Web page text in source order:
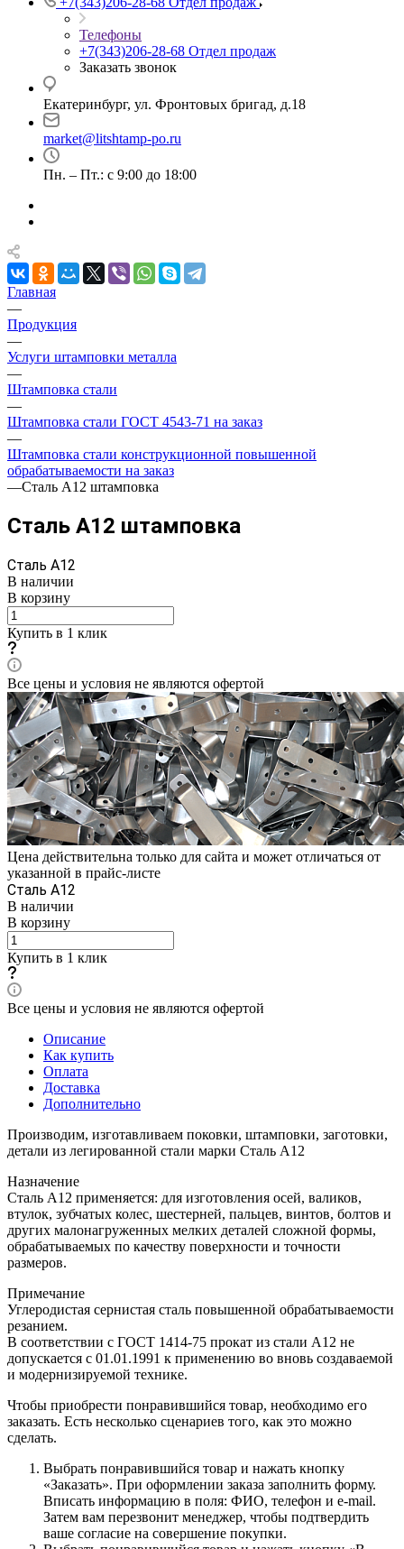
Телефоны
+7(343)206-28-68 Отдел продаж
Заказать звонок
Екатеринбург, ул. Фронтовых бригад, д.18
market@litshtamp-po.ru
Пн. – Пт.: с 9:00 до 18:00
Главная
—
Продукция
—
Услуги штамповки металла
—
Штамповка стали
—
Штамповка стали ГОСТ 4543-71 на заказ
—
Штамповка стали конструкционной повышенной
обрабатываемости на заказ
—Сталь А12 штамповка
Сталь А12 штамповка
Сталь А12
В наличии
В корзину
Купить в 1 клик
Все цены и условия не являются офертой
Цена действительна только для сайта и может отличаться от
указанной в прайс-листе
Сталь А12
В наличии
В корзину
Купить в 1 клик
Все цены и условия не являются офертой
Описание
Как купить
Оплата
Доставка
Дополнительно
Производим, изготавливаем поковки, штамповки, заготовки,
детали из легированной стали марки Сталь А12
Назначение
Сталь А12 применяется: для изготовления осей, валиков,
втулок, зубчатых колес, шестерней, пальцев, винтов, болтов и
других малонагруженных мелких деталей сложной формы,
обрабатываемых по качеству поверхности и точности
размеров.
Примечание
Углеродистая сернистая сталь повышенной обрабатываемости
резанием.
В соответствии с ГОСТ 1414-75 прокат из стали А12 не
допускается с 01.01.1991 к применению во вновь создаваемой
и модернизируемой технике.
Чтобы приобрести понравившийся товар, необходимо его
заказать. Есть несколько сценариев того, как это можно
сделать.
Выбрать понравившийся товар и нажать кнопку
«Заказать». При оформлении заказа заполнить форму.
Вписать информацию в поля: ФИО, телефон и e-mail.
Затем вам перезвонит менеджер, чтобы подтвердить
ваше согласие на совершение покупки.